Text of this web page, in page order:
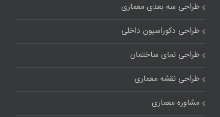
طراحی سه بعدی معماری
طراحی دکوراسیون داخلی
طراحی نمای ساختمان
طراحی نقشه معماری
مشاوره معماری